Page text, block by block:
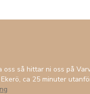
oss så hittar ni oss på
ca 25 minuter